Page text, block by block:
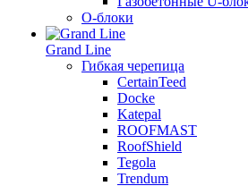
О-блоки
Grand Line
Гибкая черепица
CertainTeed
Docke
Katepal
ROOFMAST
RoofShield
Tegola
Trendum